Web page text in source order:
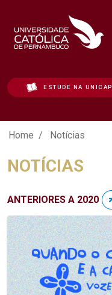
ESTUDE NA UNICAP
Notícias - Unicap
Home Notícias
NOTÍCIAS
ANTERIORES A 2020